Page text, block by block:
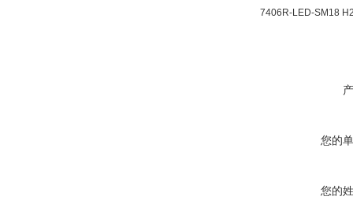
7406R-LED-SM18
您的
您的